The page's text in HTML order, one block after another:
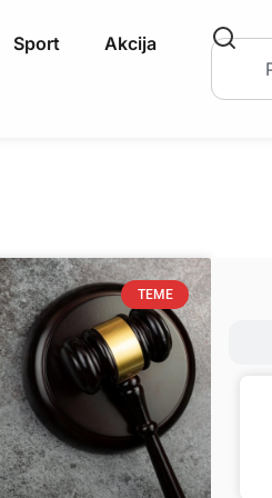
Sport Akcija
TEME